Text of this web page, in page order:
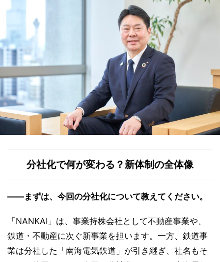
分社化で何が変わる？新体制の全体像
――まずは、今回の分社化について教えてください。
「NANKAI」は、事業持株会社として不動産事業や、
鉄道・不動産に次ぐ新事業を担います。一方、鉄道事
業は分社した「南海電気鉄道」が引き継ぎ、社名もそ